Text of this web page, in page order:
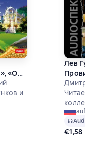
«О
и
4,9 на основе 34 оценок
Лев
€1,58